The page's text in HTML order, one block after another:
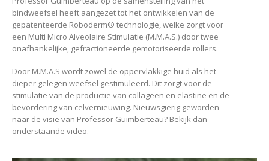
bindweefsel heeft aangezet tot het ontwikkelen van de
gepatenteerde Roboderm® technologie, welke zorgt voor
een Multi Micro Alveolaire Stimulatie (M.M.A.S.) door twee
onafhankelijke, gefractioneerde gemotoriseerde rollers.
Door M.M.A.S wordt zowel de oppervlakkige huid als het
dieper gelegen weefsel gestimuleerd. Dit zorgt voor de
stimulatie van de productie van collageen en elastine en de
bevordering van celvernieuwing. Nieuwsgierig geworden
naar de visie van Professor Guimberteau? Bekijk dan
onderstaande video.